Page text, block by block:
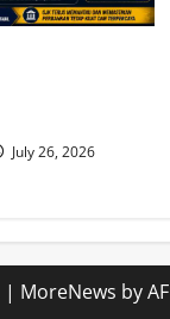
July 26, 2026
| MoreNews by